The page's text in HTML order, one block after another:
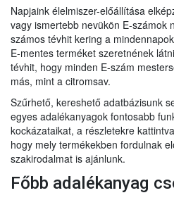
Napjaink élelmiszer-előállítása
vagy ismertebb nevükön E-számok
számos tévhit kering a
E-mentes terméket szeretnének
tévhit, hogy minden E-szám
más, mint a citromsav.
Szűrhető, kereshető adatbázisunk
egyes adalékanyagok fontosabb
kockázataikat, a részletekre
hogy mely termékekben fordulnak
szakirodalmat is ajánlunk.
Főbb adalékanyag